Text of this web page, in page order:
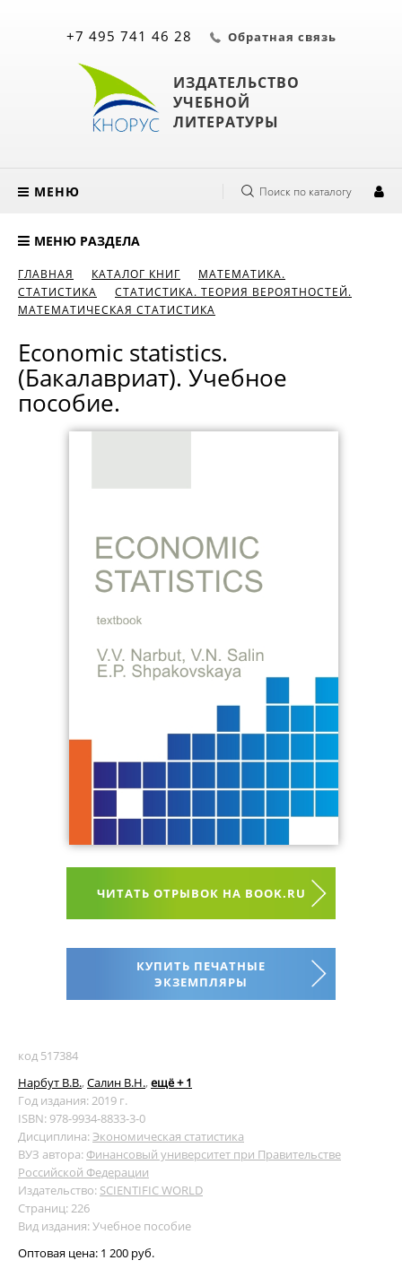
ИЗДАТЕЛЬСТВО
УЧЕБНОЙ
ЛИТЕРАТУРЫ
+7 495 741 46 28 Обратная связь
МЕНЮ Поиск по каталогу
МЕНЮ РАЗДЕЛА
ГЛАВНАЯ КАТАЛОГ КНИГ
МАТЕМАТИКА.
СТАТИСТИКА
СТАТИСТИКА. ТЕОРИЯ ВЕРОЯТНОСТЕЙ.
МАТЕМАТИЧЕСКАЯ СТАТИСТИКА
Economic statistics.
(Бакалавриат). Учебное
пособие.
ЧИТАТЬ ОТРЫВОК НА BOOK.RU
КУПИТЬ ПЕЧАТНЫЕ
ЭКЗЕМПЛЯРЫ
код 517384
Нарбут В.В., Салин В.Н., ещё + 1
Год издания: 2019 г.
ISBN: 978-9934-8833-3-0
Дисциплина: Экономическая статистика
ВУЗ автора: Финансовый университет при Правительстве
Российской Федерации
Издательство: SCIENTIFIC WORLD
Страниц: 226
Вид издания: Учебное пособие
Оптовая цена: 1 200 руб.